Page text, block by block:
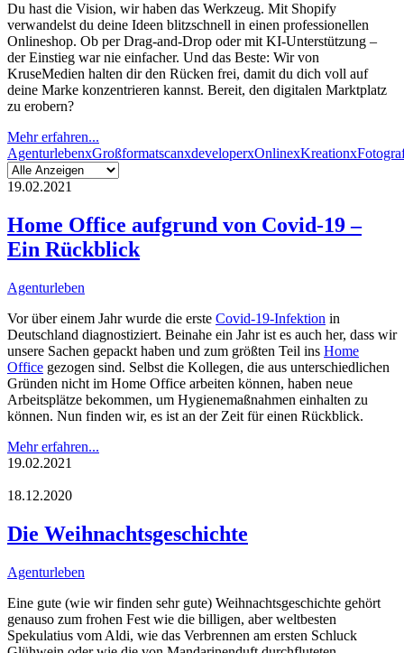
Du hast die Vision, wir haben das Werkzeug. Mit Shopify
verwandelst du deine Ideen blitzschnell in einen professionellen
Onlineshop. Ob per Drag-and-Drop oder mit KI-Unterstützung –
der Einstieg war nie einfacher. Und das Beste: Wir von
KruseMedien halten dir den Rücken frei, damit du dich voll auf
deine Marke konzentrieren kannst. Bereit, den digitalen Marktplatz
zu erobern?
Mehr erfahren...
AgenturlebenxGroßformatscanxdeveloperxOnlinexKreationx
19.02.2021
Home Office aufgrund von Covid-19 –
Ein Rückblick
Agenturleben
Vor über einem Jahr wurde die erste Covid-19-Infektion in
Deutschland diagnostiziert. Beinahe ein Jahr ist es auch her, dass wir
unsere Sachen gepackt haben und zum größten Teil ins Home
Office gezogen sind. Selbst die Kollegen, die aus unterschiedlichen
Gründen nicht im Home Office arbeiten können, haben neue
Arbeitsplätze bekommen, um Hygienemaßnahmen einhalten zu
können. Nun finden wir, es ist an der Zeit für einen Rückblick.
Mehr erfahren...
19.02.2021
18.12.2020
Die Weihnachtsgeschichte
Agenturleben
Eine gute (wie wir finden sehr gute) Weihnachtsgeschichte gehört
genauso zum frohen Fest wie die billigen, aber weltbesten
Spekulatius vom Aldi, wie das Verbrennen am ersten Schluck